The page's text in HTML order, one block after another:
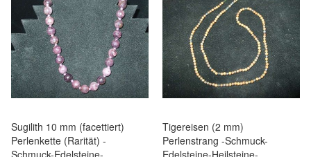
Sugilith 10 mm (facettiert)
Perlenkette (Rarität) -
Schmuck-Edelsteine-
Tigereisen (2 mm)
Perlenstrang -Schmuck-
Edelsteine-Heilsteine-